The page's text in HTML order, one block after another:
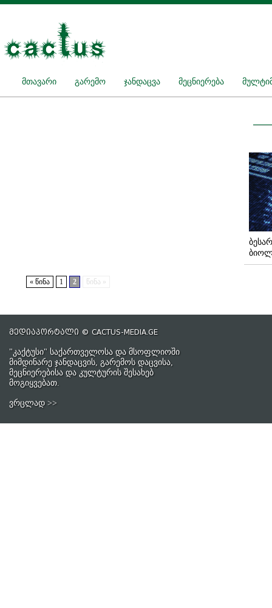
მთავარი გარემო ჯანდაცვა მეცნიერება
« წინა 1 2 წინა »
მედიაპორტალი © CACTUS-MEDIA.GE
"კაქტუსი" საქართველოსა და მსოფლიოში
მიმდინარე ჯანდაცვის, გარემოს დაცვისა,
მეცნიერებისა და კულტურის შესახებ
მოგიყვებათ.
ვრცლად >>